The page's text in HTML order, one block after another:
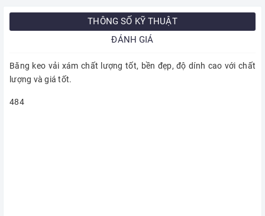
THÔNG SỐ KỸ THUẬT
ĐÁNH GIÁ
Băng keo vải xám chất lượng tốt, bền đẹp, độ dính cao với chất
lượng và giá tốt.
484